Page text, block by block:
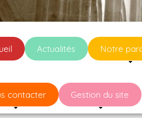
Actualités Notre
contacter Gestion du site